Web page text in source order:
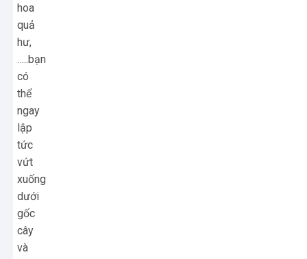
hoa
quả
hư,
…..bạn
có
thể
ngay
lập
tức
vứt
xuống
dưới
gốc
cây
và